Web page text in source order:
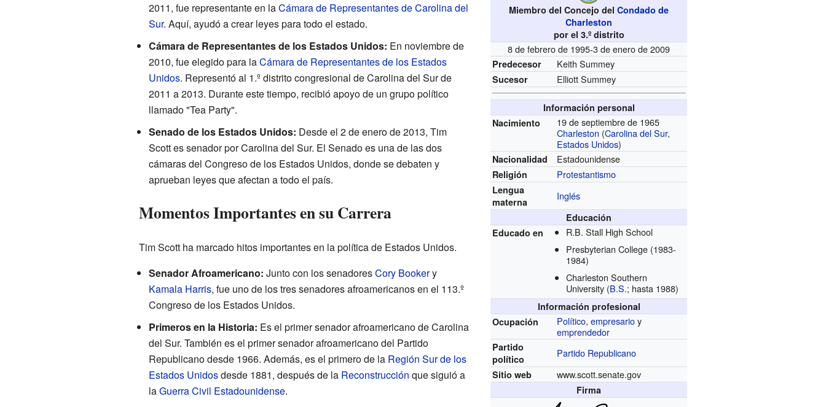
Miembro del Concejo delCondado de
Charleston
por el 3.º distrito
8 de febrero de 1995-3 de enero de 2009
Predecesor Keith Summey
Sucesor Elliott Summey
Información personal
Nacimiento
19 de septiembre de 1965
Charleston (Carolina del Sur,
Estados Unidos)
Nacionalidad Estadounidense
Religión Protestantismo
Lengua
materna
Inglés
Educación
Educado en
R.B. Stall High School
Presbyterian College (1983-
1984)
Charleston Southern
University (B.S.; hasta 1988)
Información profesional
Ocupación
Político,empresarioy
emprendedor
Partido
político
Partido Republicano
Sitio web www.scott.senate.gov
Firma
2011, fue representante en laCámara de Representantes de Carolina del
Sur. Aquí, ayudó a crear leyes para todo el estado.
Cámara de Representantes de los Estados Unidos: En noviembre de
2010, fue elegido para laCámara de Representantes de los Estados
Unidos. Representó al 1.º distrito congresional de Carolina del Sur de
2011 a 2013. Durante este tiempo, recibió apoyo de un grupo político
llamado "Tea Party".
Senado de los Estados Unidos: Desde el 2 de enero de 2013, Tim
Scott es senador por Carolina del Sur. El Senado es una de las dos
cámaras del Congreso de los Estados Unidos, donde se debaten y
aprueban leyes que afectan a todo el país.
Momentos Importantes en su Carrera
Tim Scott ha marcado hitos importantes en la política de Estados Unidos.
Senador Afroamericano: Junto con los senadoresCory Bookery
Kamala Harris, fue uno de los tres senadores afroamericanos en el 113.º
Congreso de los Estados Unidos.
Primeros en la Historia: Es el primer senador afroamericano de Carolina
del Sur. También es el primer senador afroamericano del Partido
Republicano desde 1966. Además, es el primero de la Región Sur de los
Estados Unidosdesde 1881, después de la Reconstrucción que siguió a
laGuerra Civil Estadounidense.